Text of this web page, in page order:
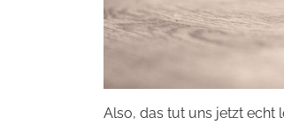
Also, das tut uns jetzt echt